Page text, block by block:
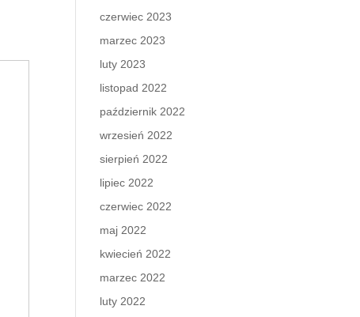
czerwiec 2023
marzec 2023
luty 2023
listopad 2022
październik 2022
wrzesień 2022
sierpień 2022
lipiec 2022
czerwiec 2022
maj 2022
kwiecień 2022
marzec 2022
luty 2022